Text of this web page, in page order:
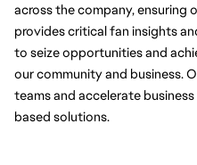
across the company, ensuring
provides critical fan insights
to seize opportunities and
our community and business.
teams and accelerate
based solutions.